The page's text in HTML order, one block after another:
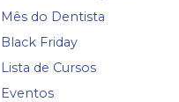
Mês do Dentista
Black Friday
Lista de Cursos
Eventos